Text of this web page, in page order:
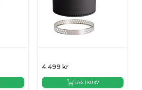
4.499 kr
LÆG I KURV